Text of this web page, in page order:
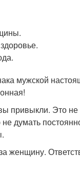
мужской
привыкли. Это
думать
женщину.